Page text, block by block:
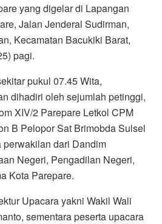
yang digelar di Lapangan
Jalan Jenderal Sudirman,
Kecamatan Bacukiki Barat,
pagi.
pukul 07.45 Wita,
dihadiri oleh sejumlah petinggi,
XIV/2 Parepare Letkol CPM
B Pelopor Sat Brimobda Sulsel
perwakilan dari Dandim
Negeri, Pengadilan Negeri,
Kota Parepare.
Upacara yakni Wakil Wali
sementara peserta upacara